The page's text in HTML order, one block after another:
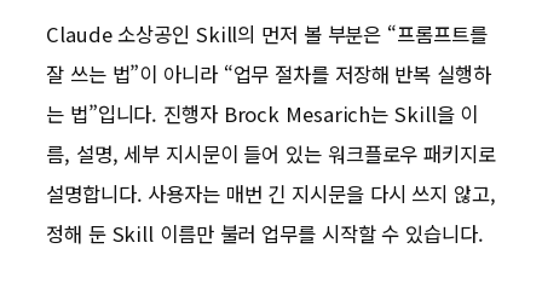
Claude 소상공인 Skill의 먼저 볼 부분은 “프롬프트를
잘 쓰는 법”이 아니라 “업무 절차를 저장해 반복 실행하
는 법”입니다. 진행자 Brock Mesarich는 Skill을 이
름, 설명, 세부 지시문이 들어 있는 워크플로우 패키지로
설명합니다. 사용자는 매번 긴 지시문을 다시 쓰지 않고,
정해 둔 Skill 이름만 불러 업무를 시작할 수 있습니다.